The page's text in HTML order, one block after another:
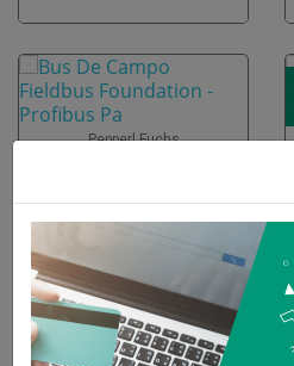
Pepperl Fuchs
$829.757IVA Incluido